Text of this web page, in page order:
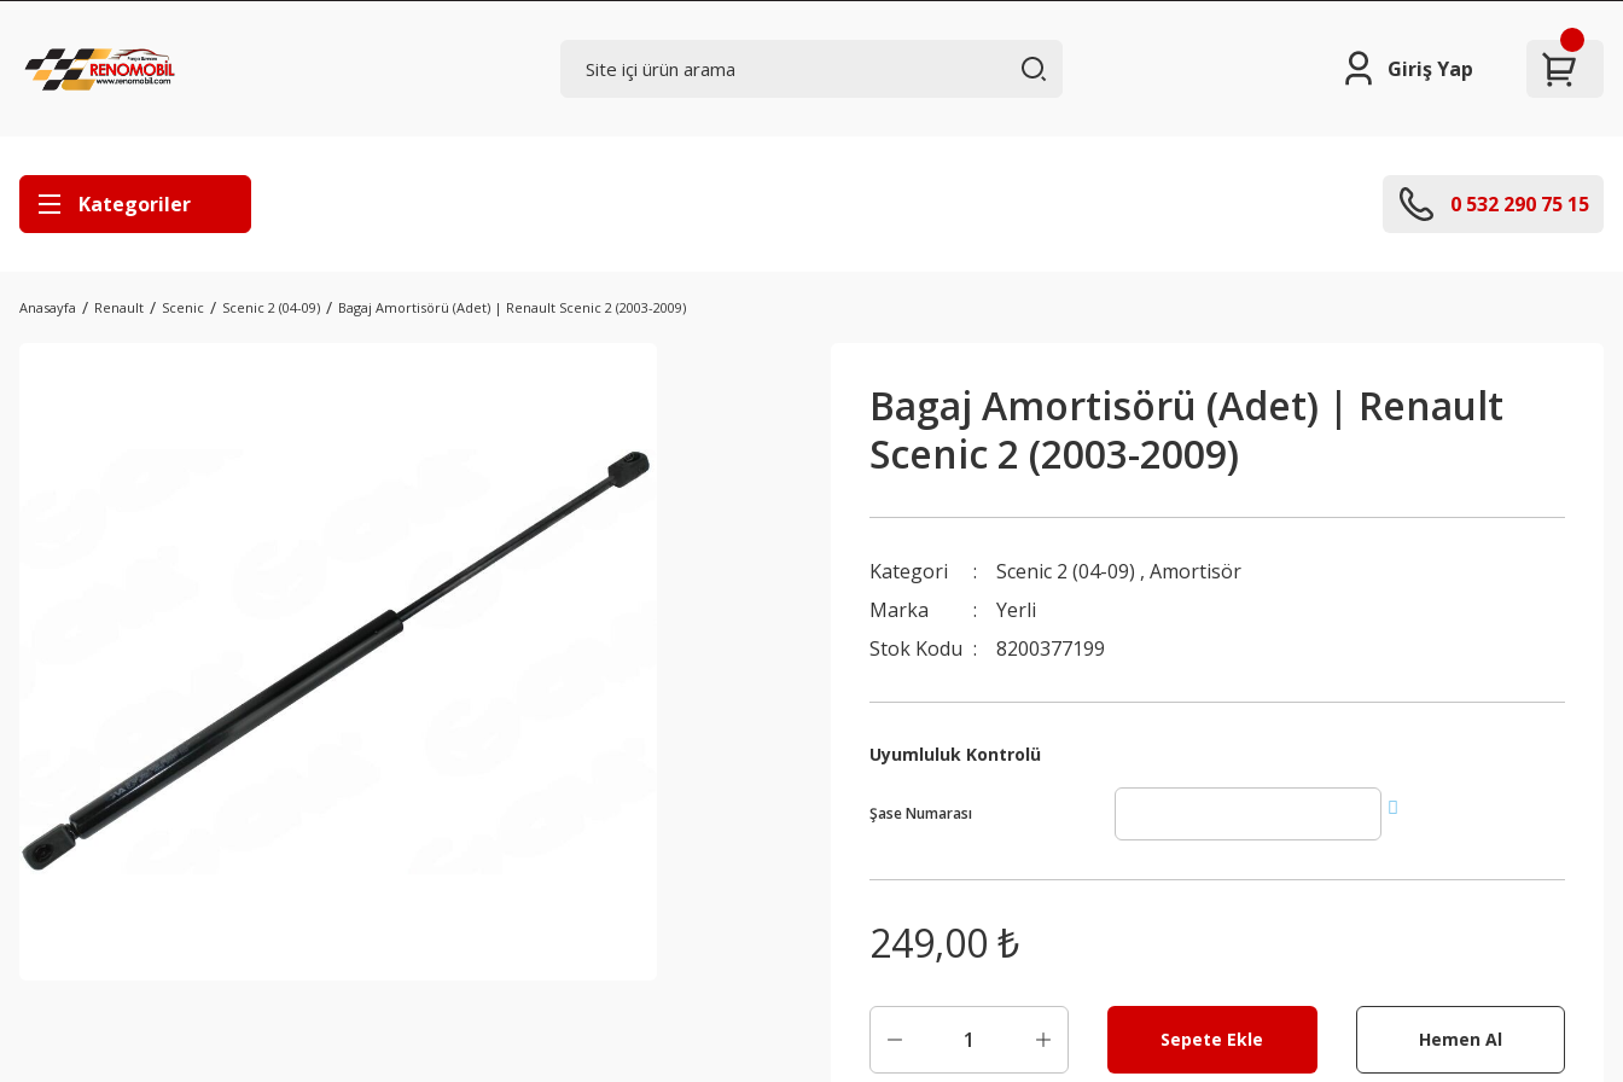
Giriş Yap
Kategoriler 0 532 290 75 15
Anasayfa Renault Scenic Scenic 2 (04-09) Bagaj Amortisörü (Adet) | Renault Scenic 2 (2003-2009)
Bagaj Amortisörü (Adet) | Renault
Scenic 2 (2003-2009)
Kategori Scenic 2 (04-09) ,Amortisör
Marka
Yerli
Stok Kodu
8200377199
Uyumluluk Kontrolü
Şase Numarası
249,00 ₺
Sepete Ekle Hemen Al